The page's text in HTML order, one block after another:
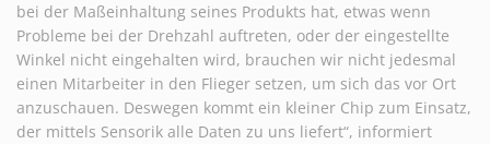
bei der Maßeinhaltung seines Produkts hat, etwas wenn
Probleme bei der Drehzahl auftreten, oder der eingestellte
Winkel nicht eingehalten wird, brauchen wir nicht jedesmal
einen Mitarbeiter in den Flieger setzen, um sich das vor Ort
anzuschauen. Deswegen kommt ein kleiner Chip zum Einsatz,
der mittels Sensorik alle Daten zu uns liefert“, informiert